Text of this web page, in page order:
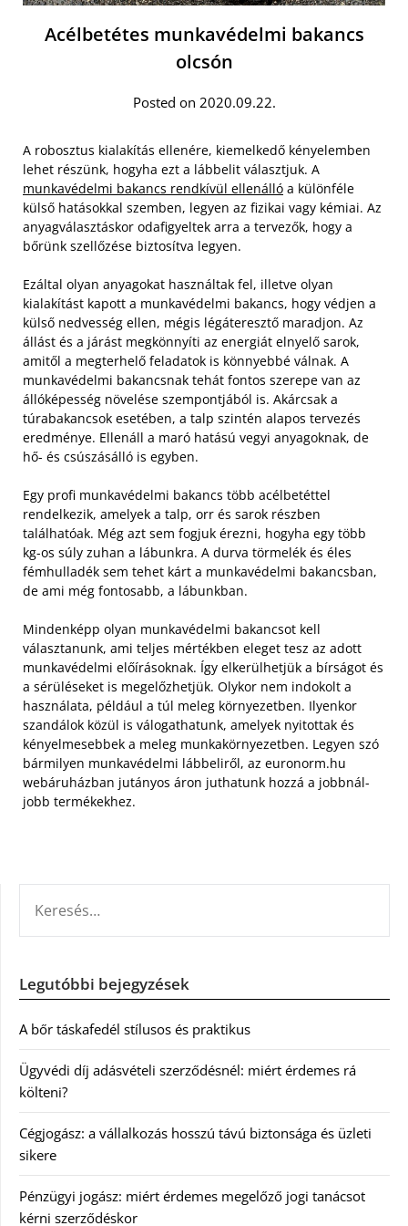
Acélbetétes munkavédelmi bakancs
olcsón
Posted on 2020.09.22.
A robosztus kialakítás ellenére, kiemelkedő kényelemben
lehet részünk, hogyha ezt a lábbelit választjuk. A
munkavédelmi bakancs rendkívül ellenálló a különféle
külső hatásokkal szemben, legyen az fizikai vagy kémiai. Az
anyagválasztáskor odafigyeltek arra a tervezők, hogy a
bőrünk szellőzése biztosítva legyen.
Ezáltal olyan anyagokat használtak fel, illetve olyan
kialakítást kapott a munkavédelmi bakancs, hogy védjen a
külső nedvesség ellen, mégis légáteresztő maradjon. Az
állást és a járást megkönnyíti az energiát elnyelő sarok,
amitől a megterhelő feladatok is könnyebbé válnak. A
munkavédelmi bakancsnak tehát fontos szerepe van az
állóképesség növelése szempontjából is. Akárcsak a
túrabakancsok esetében, a talp szintén alapos tervezés
eredménye. Ellenáll a maró hatású vegyi anyagoknak, de
hő- és csúszásálló is egyben.
Egy profi munkavédelmi bakancs több acélbetéttel
rendelkezik, amelyek a talp, orr és sarok részben
találhatóak. Még azt sem fogjuk érezni, hogyha egy több
kg-os súly zuhan a lábunkra. A durva törmelék és éles
fémhulladék sem tehet kárt a munkavédelmi bakancsban,
de ami még fontosabb, a lábunkban.
Mindenképp olyan munkavédelmi bakancsot kell
választanunk, ami teljes mértékben eleget tesz az adott
munkavédelmi előírásoknak. Így elkerülhetjük a bírságot és
a sérüléseket is megelőzhetjük. Olykor nem indokolt a
használata, például a túl meleg környezetben. Ilyenkor
szandálok közül is válogathatunk, amelyek nyitottak és
kényelmesebbek a meleg munkakörnyezetben. Legyen szó
bármilyen munkavédelmi lábbeliről, az euronorm.hu
webáruházban jutányos áron juthatunk hozzá a jobbnál-
jobb termékekhez.
Legutóbbi bejegyzések
A bőr táskafedél stílusos és praktikus
Ügyvédi díj adásvételi szerződésnél: miért érdemes rá
költeni?
Cégjogász: a vállalkozás hosszú távú biztonsága és üzleti
sikere
Pénzügyi jogász: miért érdemes megelőző jogi tanácsot
kérni szerződéskor